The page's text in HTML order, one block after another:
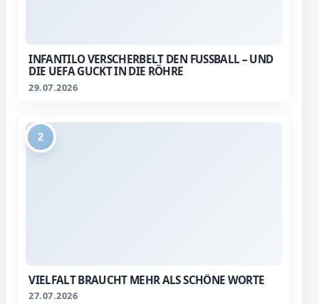
INFANTILO VERSCHERBELT DEN FUSSBALL – UND D
IE UEFA GUCKT IN DIE RÖHRE
29.07.2026
2
VIELFALT BRAUCHT MEHR ALS SCHÖNE WORTE
27.07.2026